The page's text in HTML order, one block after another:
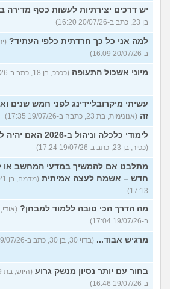
יש דרכים יצירתיות לעשות כסף מדירה
בן 23, כתב ב-20/07/26 16:20)
למה אני כל כך חרדתית כלפי העתיד?
ב-20/07/26 16:09)
מיוני אשכול התעופה (ככככ, בן 18, כתב ב-20/07/26 16:00)
עשיתי מיקרובליידינג לפני חמש שנים
זה (אנונימית, בת 23, כתבה ב-19/07/26 17:35)
לימודי כלכלה וניהול ב-2026 האם יהיה לי עתיד בזה?
(כפיר, בן 23, כתב ב-19/07/26 17:24)
מתלבט אם להמשיך במדעי המחשב או
חדש – אשמח לעצה אמיתית
17:13)
מה הדרך הכי טובה ללמוד למבחן?
ב-19/07/26 17:04)
מרגיש אבוד... (בדוי 30, בן 30, כתב ב-19/07/26 16:55)
בחור עם יותר נסיון מנשק גרוע
ב-19/07/26 16:46)